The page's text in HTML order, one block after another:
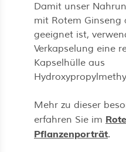
Damit unser
mit Rotem Ginseng
geeignet ist,
Verkapselung eine
Kapselhülle aus
Mehr zu dieser
erfahren Sie im
Pflanzenporträt.